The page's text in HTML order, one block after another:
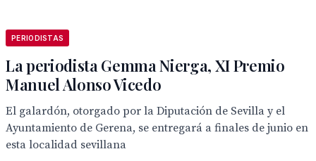
PERIODISTAS
La periodista Gemma Nierga, XI Premio
Manuel Alonso Vicedo
El galardón, otorgado por la Diputación de Sevilla y el
Ayuntamiento de Gerena, se entregará a finales de junio en
esta localidad sevillana